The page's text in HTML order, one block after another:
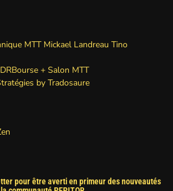
MTT Mickael Landreau Tino
+ Salon MTT
by Tradosaure
pour être averti en primeur des nouveautés